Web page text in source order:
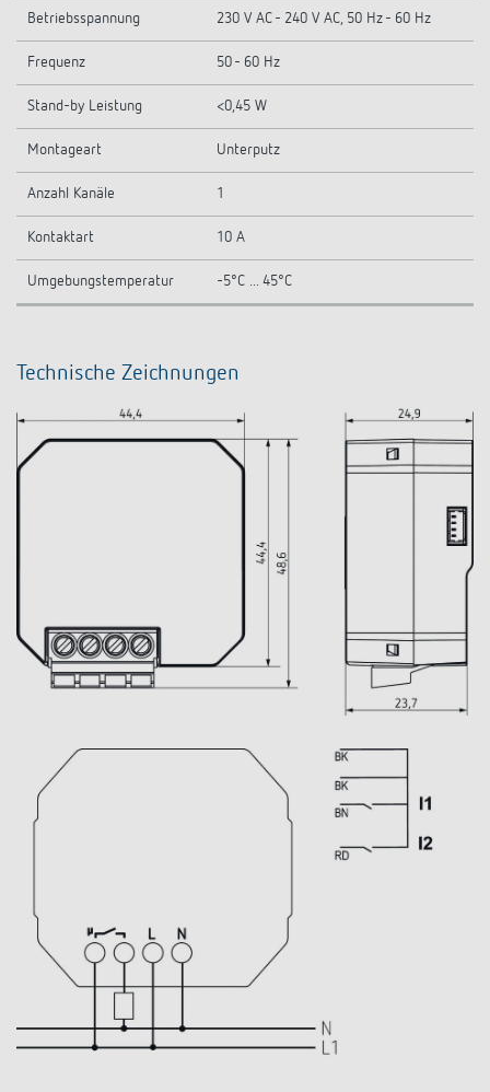
Betriebsspannung 230 V AC - 240 V AC, 50 Hz - 60 Hz
Frequenz 50 - 60 Hz
Stand-by Leistung <0,45 W
Montageart Unterputz
Anzahl Kanäle 1
Kontaktart 10 A
Umgebungstemperatur -5°C ... 45°C
Technische Zeichnungen